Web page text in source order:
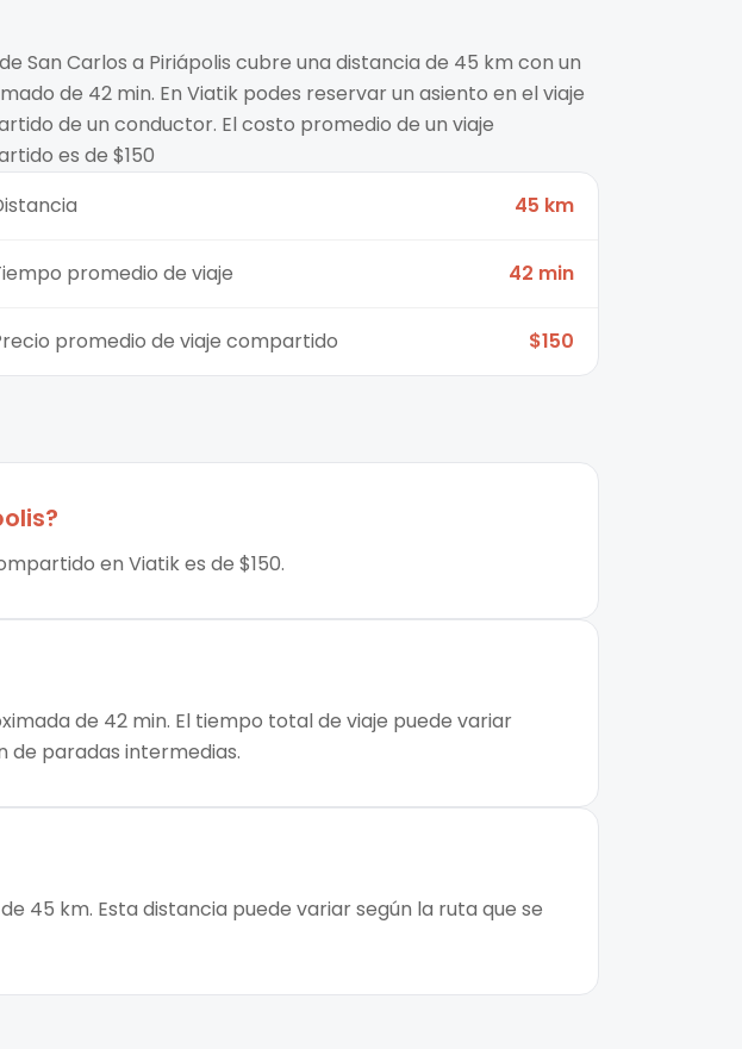
San Carlos a Piriápolis cubre una distancia de 45 km con un
de 42 min. En Viatik podes reservar un asiento en el viaje
de un conductor. El costo promedio de un viaje
es de $150
45 km
promedio de viaje 42 min
promedio de viaje compartido $150
?
en Viatik es de $150.
de 42 min. El tiempo total de viaje puede variar
de paradas intermedias.
45 km. Esta distancia puede variar según la ruta que se